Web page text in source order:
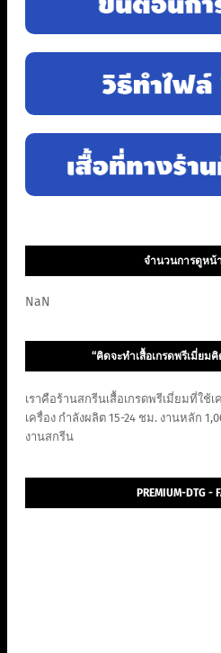
จำนวนการดูหน้
NaN
“คิดจะทำเสื้อเกรดพรีเมี่ยมคิ
เราคือร้านสกรีนเสื้อเกรดพรีเมี่ยมที่ใช้เ
เครื่อง กำลังผลิต 15-24 ชม. งานหลัก
งานสกรีน
PREMIUM-DTG -